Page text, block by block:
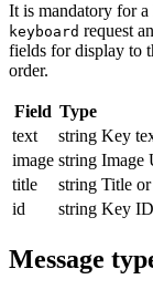
It is mandatory for
keyboard request
fields for display to
order.
Field Type
text
string Key
image string Image
title
string Title
id
string Key ID
Message